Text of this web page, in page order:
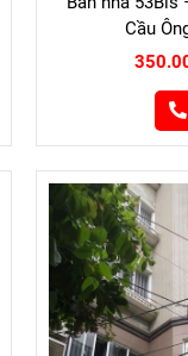
Cầu